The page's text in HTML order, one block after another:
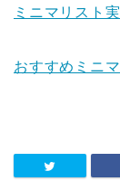
ミニマリスト
おすすめミニ